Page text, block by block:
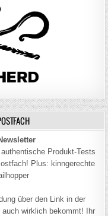
Produkt-Tests
Plus: kinngerechte
über den Link in der
wirklich bekommt! Ihr